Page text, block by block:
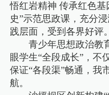
悟红岩精神 传承红色基
史”示范思政课，充分
践层面，受到各界好评。
青少年思想政治教
眼学生“全段成长”，不
保证“各段渠”畅通，我
航。